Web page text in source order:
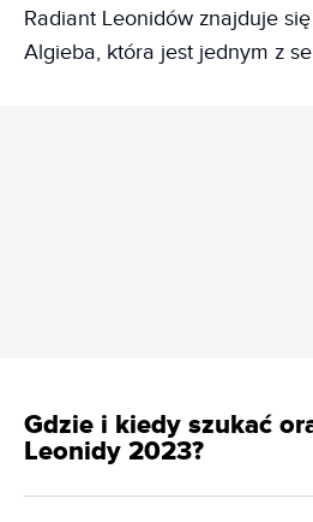
Radiant Leonidów znajduje
Algieba, która jest jednym z
Gdzie i kiedy szukać
Leonidy 2023?